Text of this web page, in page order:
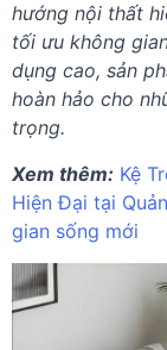
hướng nội thất
tối ưu không
dụng cao, sản
hoàn hảo cho
trọng.
Xem thêm: Kệ
Hiện Đại tại
gian sống mới